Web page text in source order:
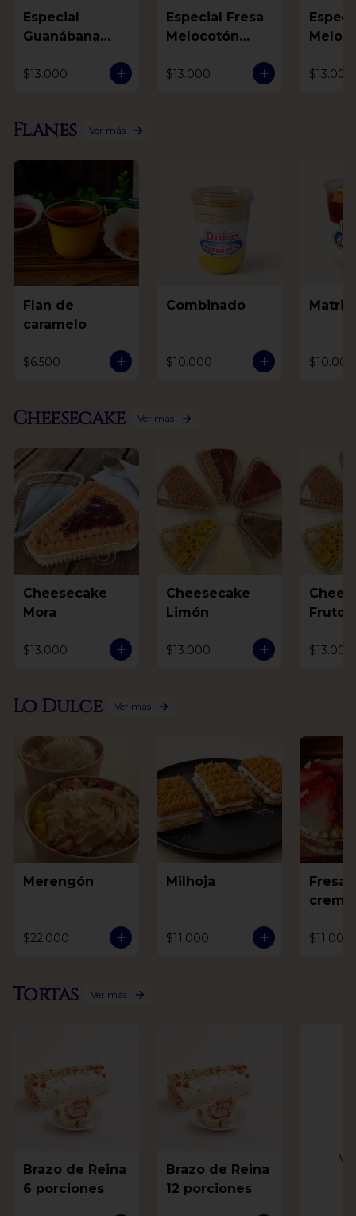
Especial
Guanábana
$13.000
Especial Fresa
Melocotón
$13.000
Especial
$13.000
Flanes Ver más
Flan de
caramelo
$6.500
Combinado
$10.000 $10.000
Cheesecake Ver más
Cheesecake
Mora
$13.000
Cheesecake
Limón
$13.000
Frutos
$13.000
Lo Dulce Ver más
Merengón
$22.000
Milhoja
$11.000
crema
$11.000
Tortas Ver más
Brazo de Reina
6 porciones
Brazo de Reina
12 porciones